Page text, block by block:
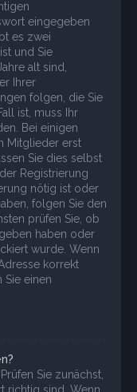
eingegeben
es zwei
und Sie
alt sind,
Ihrer
folgen, die Sie
ist, muss Ihr
Bei einigen
Mitglieder erst
Sie dies selbst
Registrierung
nötig ist oder
folgen Sie den
prüfen Sie, ob
haben oder
wurde. Wenn
korrekt
Sie einen
Sie zunächst,